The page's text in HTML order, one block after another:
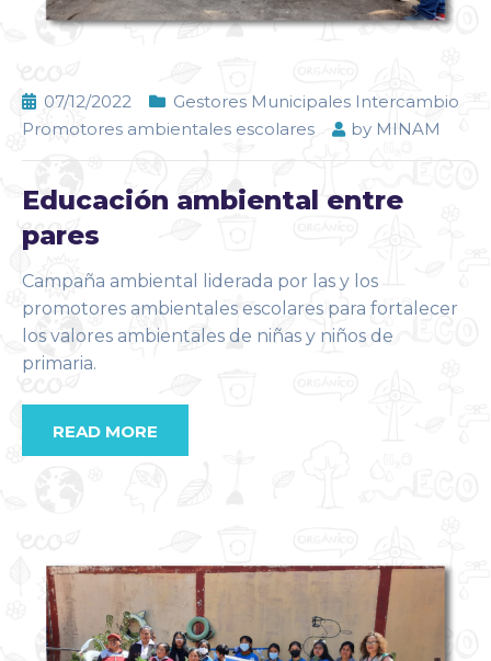
07/12/2022
Gestores Municipales Intercambio
Promotores ambientales escolares
by MINAM
Educación ambiental entre
pares
Campaña ambiental liderada por las y los
promotores ambientales escolares para fortalecer
los valores ambientales de niñas y niños de
primaria.
READ MORE